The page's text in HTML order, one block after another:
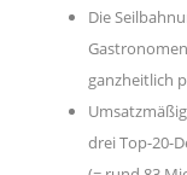
Die
ganzheitlich
drei Top-20-